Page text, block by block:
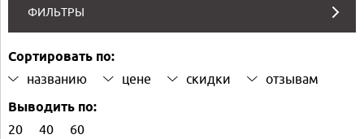
ФИЛЬТРЫ
Сортировать по:
названию цене скидки отзывам
Выводить по:
20 40 60